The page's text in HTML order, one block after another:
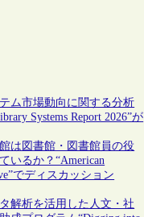
ム市場動向に関する分析
Systems Report 2026”が
は図書館・図書館員の役
いるか？“American
でディスカッション
解析を活用した人文・社